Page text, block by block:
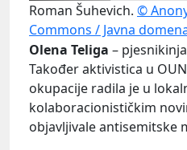
Roman Šuhevich. ©
Commons / Javna
Olena Teliga –
Također aktivistica u
okupacije radila je u
kolaboracionističkim
objavljivale antisemitske